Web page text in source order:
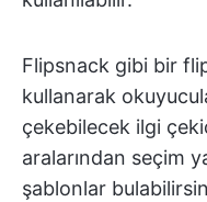
Flipsnack gibi bir
kullanarak
çekebilecek ilgi
aralarından seçim
şablonlar